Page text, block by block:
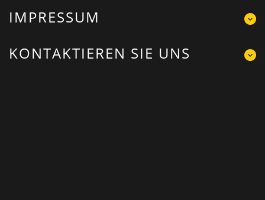
IMPRESSUM
KONTAKTIEREN SIE UNS